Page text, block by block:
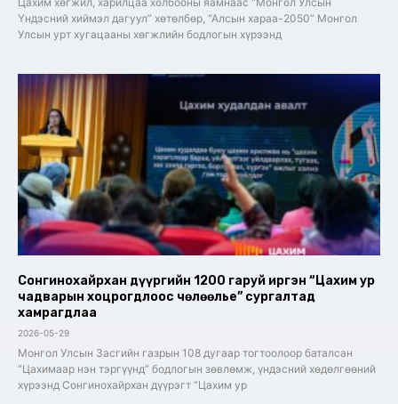
Үндэсний хиймэл дагуул” хөтөлбөр, “Алсын хараа-2050” Монгол
Улсын урт хугацааны хөгжлийн бодлогын хүрээнд
Сонгинохайрхан дүүргийн 1200 гаруй иргэн “Цахим ур
чадварын хоцрогдлоос чөлөөлье” сургалтад
хамрагдлаа
2026-05-29
Монгол Улсын Засгийн газрын 108 дугаар тогтоолоор баталсан
“Цахимаар нэн тэргүүнд” бодлогын зөвлөмж, үндэсний хөдөлгөөний
хүрээнд Сонгинохайрхан дүүрэгт “Цахим ур